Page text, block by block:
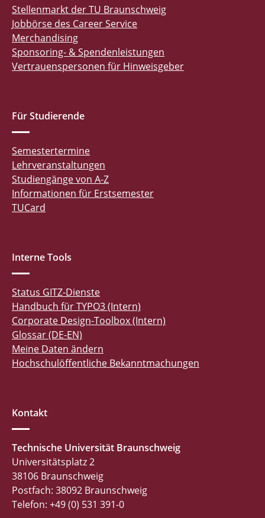
Stellenmarkt der TU Braunschweig
Jobbörse des Career Service
Merchandising
Sponsoring- & Spendenleistungen
Vertrauenspersonen für Hinweisgeber
Für Studierende
Semestertermine
Lehrveranstaltungen
Studiengänge von A-Z
Informationen für Erstsemester
TUCard
Interne Tools
Status GITZ-Dienste
Handbuch für TYPO3 (Intern)
Corporate Design-Toolbox (Intern)
Glossar (DE-EN)
Meine Daten ändern
Hochschulöffentliche Bekanntmachungen
Kontakt
Technische Universität Braunschweig
Universitätsplatz 2
38106 Braunschweig
Postfach: 38092 Braunschweig
Telefon: +49 (0) 531 391-0